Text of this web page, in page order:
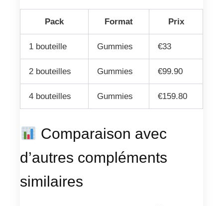
Pack Format Prix
1 bouteille Gummies €33
2 bouteilles Gummies €99.90
4 bouteilles Gummies €159.80
Comparaison avec
d’autres compléments
similaires